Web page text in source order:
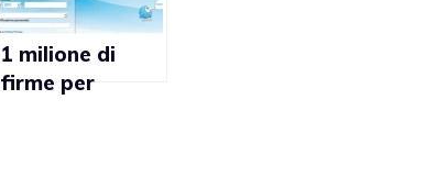
1 milione di
firme per